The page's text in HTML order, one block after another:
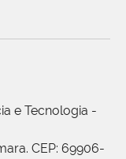
e Tecnologia -
CEP: 69906-